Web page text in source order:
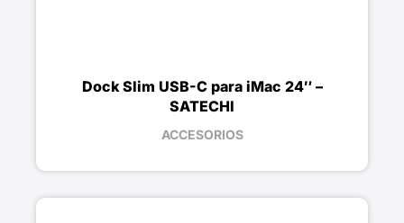
ACCESORIOS
Dock Slim USB-C para iMac 24″ –
SATECHI